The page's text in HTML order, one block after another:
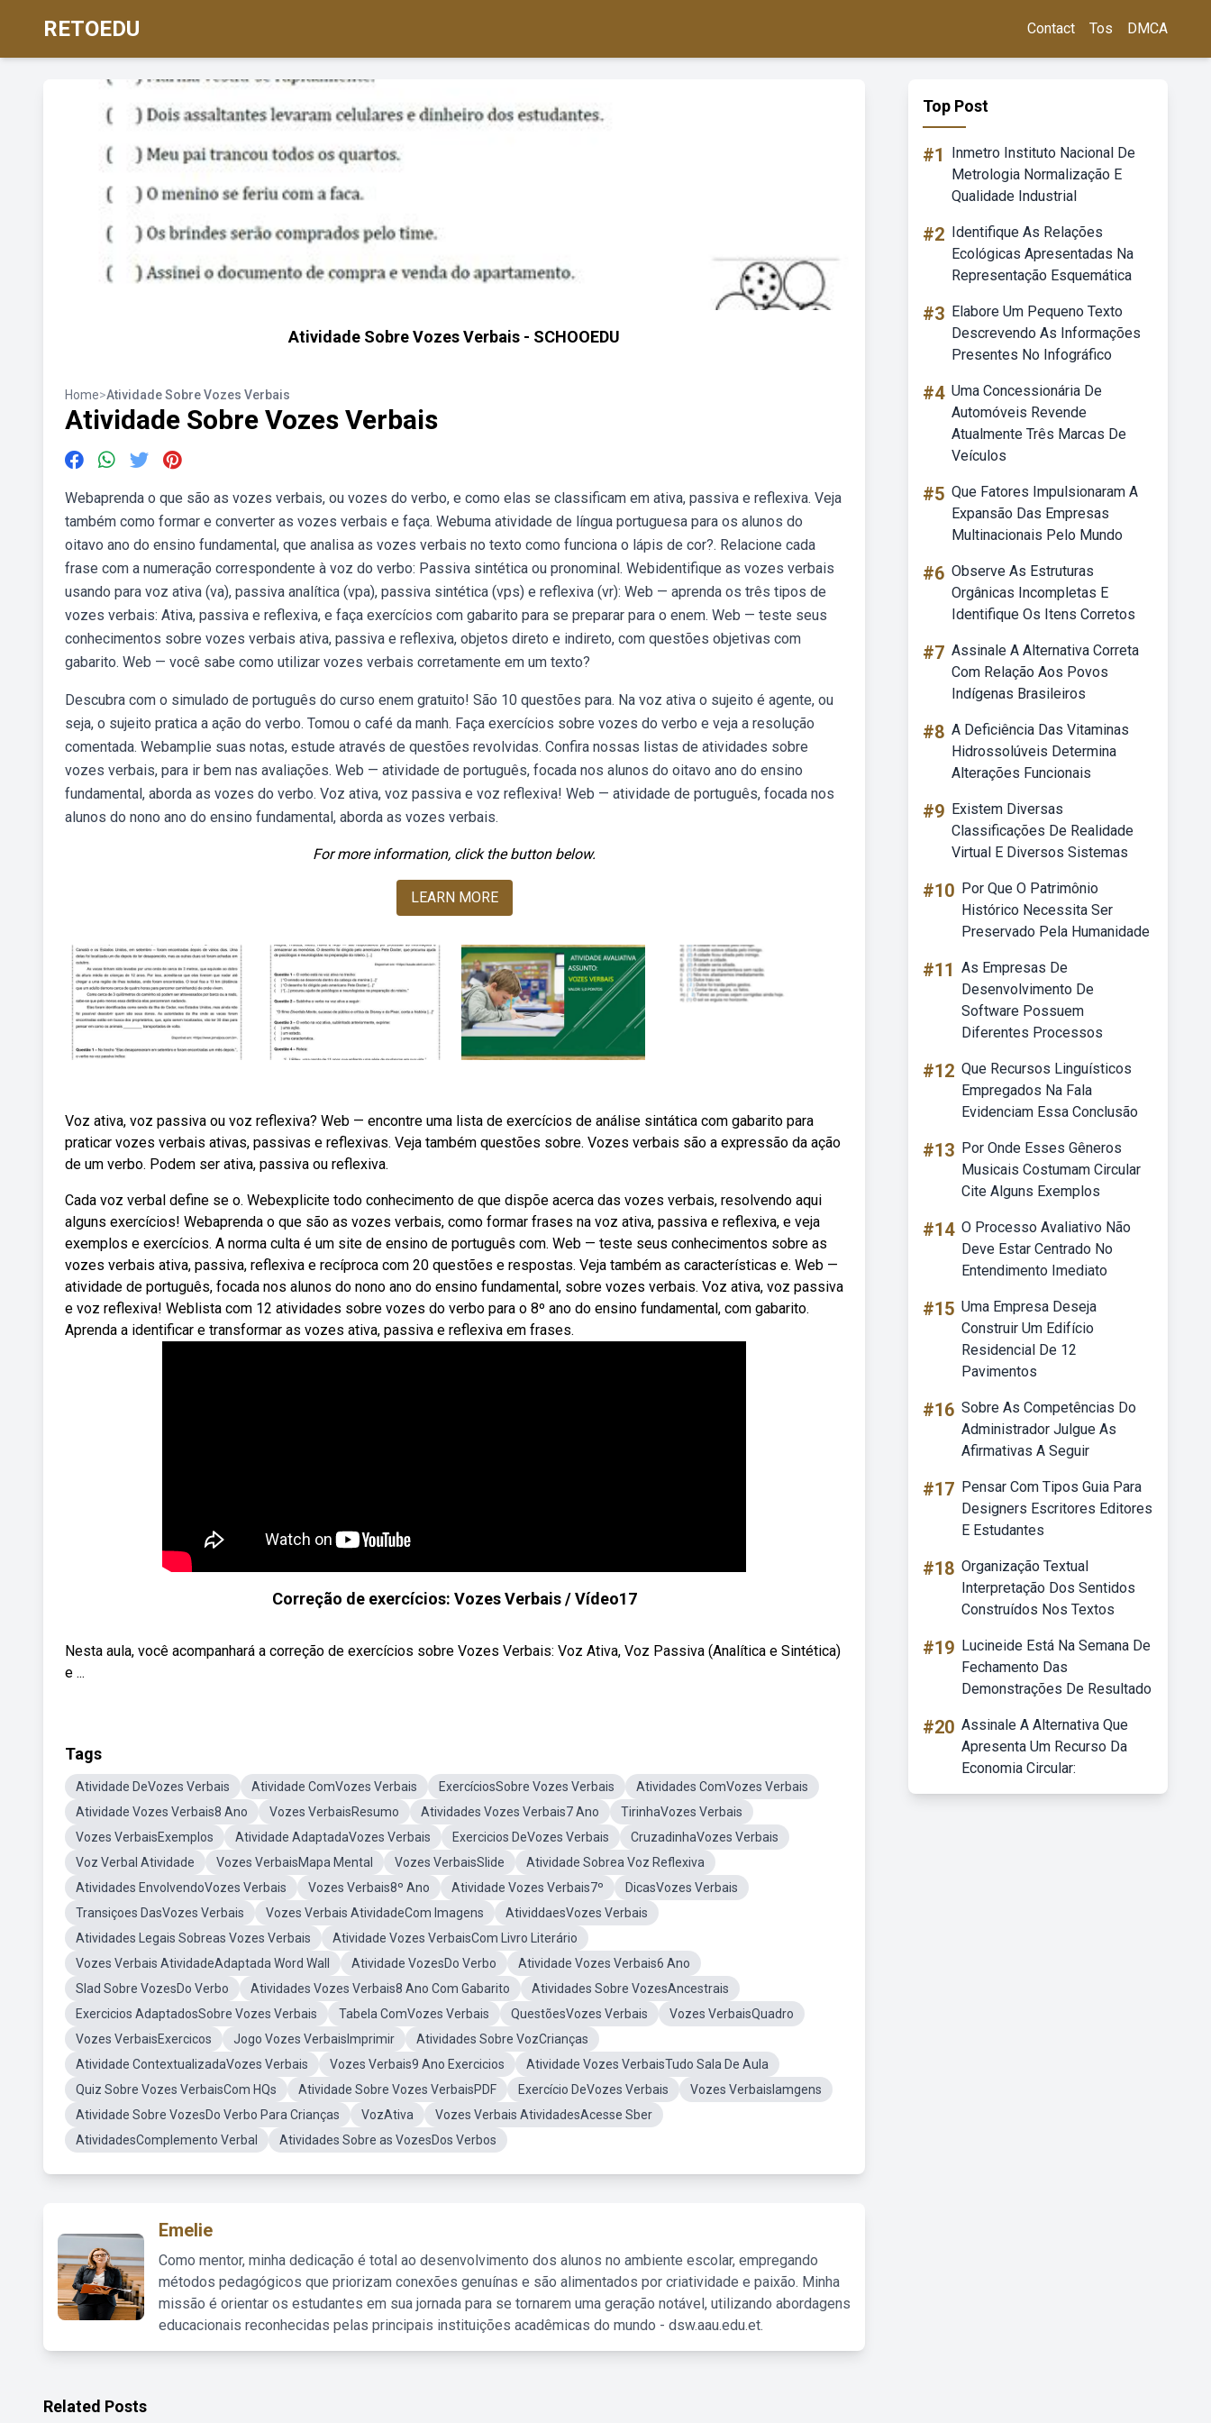
RETOEDU Contact Tos DMCA
Atividade Sobre Vozes Verbais - SCHOOEDU
Home>Atividade Sobre Vozes Verbais
Atividade Sobre Vozes Verbais
Webaprenda o que são as vozes verbais, ou vozes do verbo, e como elas se classificam em ativa, passiva e reflexiva. Veja
também como formar e converter as vozes verbais e faça. Webuma atividade de língua portuguesa para os alunos do
oitavo ano do ensino fundamental, que analisa as vozes verbais no texto como funciona o lápis de cor?. Relacione cada
frase com a numeração correspondente à voz do verbo: Passiva sintética ou pronominal. Webidentifique as vozes verbais
usando para voz ativa (va), passiva analítica (vpa), passiva sintética (vps) e reflexiva (vr): Web — aprenda os três tipos de
vozes verbais: Ativa, passiva e reflexiva, e faça exercícios com gabarito para se preparar para o enem. Web — teste seus
conhecimentos sobre vozes verbais ativa, passiva e reflexiva, objetos direto e indireto, com questões objetivas com
gabarito. Web — você sabe como utilizar vozes verbais corretamente em um texto?
Descubra com o simulado de português do curso enem gratuito! São 10 questões para. Na voz ativa o sujeito é agente, ou
seja, o sujeito pratica a ação do verbo. Tomou o café da manh. Faça exercícios sobre vozes do verbo e veja a resolução
comentada. Webamplie suas notas, estude através de questões revolvidas. Confira nossas listas de atividades sobre
vozes verbais, para ir bem nas avaliações. Web — atividade de português, focada nos alunos do oitavo ano do ensino
fundamental, aborda as vozes do verbo. Voz ativa, voz passiva e voz reflexiva! Web — atividade de português, focada nos
alunos do nono ano do ensino fundamental, aborda as vozes verbais.
For more information, click the button below.
LEARN MORE
Voz ativa, voz passiva ou voz reflexiva? Web — encontre uma lista de exercícios de análise sintática com gabarito para
praticar vozes verbais ativas, passivas e reflexivas. Veja também questões sobre. Vozes verbais são a expressão da ação
de um verbo. Podem ser ativa, passiva ou reflexiva.
Cada voz verbal define se o. Webexplicite todo conhecimento de que dispõe acerca das vozes verbais, resolvendo aqui
alguns exercícios! Webaprenda o que são as vozes verbais, como formar frases na voz ativa, passiva e reflexiva, e veja
exemplos e exercícios. A norma culta é um site de ensino de português com. Web — teste seus conhecimentos sobre as
vozes verbais ativa, passiva, reflexiva e recíproca com 20 questões e respostas. Veja também as características e. Web —
atividade de português, focada nos alunos do nono ano do ensino fundamental, sobre vozes verbais. Voz ativa, voz passiva
e voz reflexiva! Weblista com 12 atividades sobre vozes do verbo para o 8º ano do ensino fundamental, com gabarito.
Aprenda a identificar e transformar as vozes ativa, passiva e reflexiva em frases.
Correção de exercícios: Vozes Verbais / Vídeo17
Nesta aula, você acompanhará a correção de exercícios sobre Vozes Verbais: Voz Ativa, Voz Passiva (Analítica e Sintética)
e ...
Tags
Atividade DeVozes Verbais Atividade ComVozes Verbais ExercíciosSobre Vozes Verbais
Atividades ComVozes Verbais
Atividade Vozes Verbais8 Ano
Vozes VerbaisResumo Atividades Vozes Verbais7 Ano
TirinhaVozes Verbais
Vozes VerbaisExemplos
Atividade AdaptadaVozes Verbais Exercicios DeVozes Verbais
CruzadinhaVozes Verbais
Voz Verbal Atividade
Vozes VerbaisMapa Mental Vozes VerbaisSlide
Atividade Sobrea Voz Reflexiva
Atividades EnvolvendoVozes Verbais
Vozes Verbais8º Ano Atividade Vozes Verbais7º
DicasVozes Verbais
Transiçoes DasVozes Verbais
Vozes Verbais AtividadeCom Imagens
AtividdaesVozes Verbais
Atividades Legais Sobreas Vozes Verbais
Atividade Vozes VerbaisCom Livro Literário
Vozes Verbais AtividadeAdaptada Word Wall
Atividade VozesDo Verbo
Atividade Vozes Verbais6 Ano
Slad Sobre VozesDo Verbo
Atividades Vozes Verbais8 Ano Com Gabarito
Atividades Sobre VozesAncestrais
Exercicios AdaptadosSobre Vozes Verbais
Tabela ComVozes Verbais QuestõesVozes Verbais
Vozes VerbaisQuadro
Vozes VerbaisExercicos
Jogo Vozes VerbaisImprimir
Atividades Sobre VozCrianças
Atividade ContextualizadaVozes Verbais
Vozes Verbais9 Ano Exercicios
Atividade Vozes VerbaisTudo Sala De Aula
Quiz Sobre Vozes VerbaisCom HQs
Atividade Sobre Vozes VerbaisPDF Exercício DeVozes Verbais
Vozes VerbaisIamgens
Atividade Sobre VozesDo Verbo Para Crianças
VozAtiva
Vozes Verbais AtividadesAcesse Sber
AtividadesComplemento Verbal
Atividades Sobre as VozesDos Verbos
Emelie
Como mentor, minha dedicação é total ao desenvolvimento dos alunos no ambiente escolar, empregando
métodos pedagógicos que priorizam conexões genuínas e são alimentados por criatividade e paixão. Minha
missão é orientar os estudantes em sua jornada para se tornarem uma geração notável, utilizando abordagens
educacionais reconhecidas pelas principais instituições acadêmicas do mundo - dsw.aau.edu.et.
Top Post
#1
Inmetro Instituto Nacional De
Metrologia Normalização E
Qualidade Industrial
#2 Identifique As Relações
Ecológicas Apresentadas Na
Representação Esquemática
#3 Elabore Um Pequeno Texto
Descrevendo As Informações
Presentes No Infográfico
#4 Uma Concessionária De
Automóveis Revende
Atualmente Três Marcas De
Veículos
#5 Que Fatores Impulsionaram A
Expansão Das Empresas
Multinacionais Pelo Mundo
#6 Observe As Estruturas
Orgânicas Incompletas E
Identifique Os Itens Corretos
#7 Assinale A Alternativa Correta
Com Relação Aos Povos
Indígenas Brasileiros
#8 A Deficiência Das Vitaminas
Hidrossolúveis Determina
Alterações Funcionais
#9 Existem Diversas
Classificações De Realidade
Virtual E Diversos Sistemas
#10 Por Que O Patrimônio
Histórico Necessita Ser
Preservado Pela Humanidade
#11 As Empresas De
Desenvolvimento De
Software Possuem
Diferentes Processos
#12 Que Recursos Linguísticos
Empregados Na Fala
Evidenciam Essa Conclusão
#13 Por Onde Esses Gêneros
Musicais Costumam Circular
Cite Alguns Exemplos
#14 O Processo Avaliativo Não
Deve Estar Centrado No
Entendimento Imediato
#15 Uma Empresa Deseja
Construir Um Edifício
Residencial De 12
Pavimentos
#16 Sobre As Competências Do
Administrador Julgue As
Afirmativas A Seguir
#17 Pensar Com Tipos Guia Para
Designers Escritores Editores
E Estudantes
#18 Organização Textual
Interpretação Dos Sentidos
Construídos Nos Textos
#19 Lucineide Está Na Semana De
Fechamento Das
Demonstrações De Resultado
#20 Assinale A Alternativa Que
Apresenta Um Recurso Da
Economia Circular:
Related Posts